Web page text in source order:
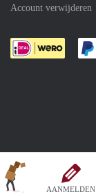
AANMELDEN
Account verwijderen